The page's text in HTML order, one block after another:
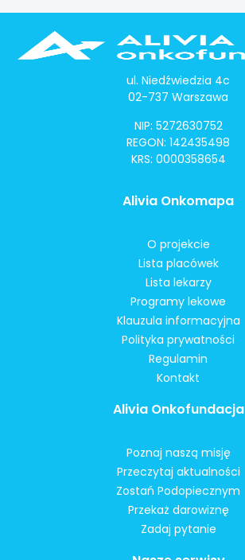
ul. Niedźwiedzia 4c
02-737 Warszawa
NIP: 5272630752
REGON: 142435498
KRS: 0000358654
Alivia Onkomapa
O projekcie
Lista placówek
Lista lekarzy
Programy lekowe
Klauzula informacyjna
Polityka prywatności
Regulamin
Kontakt
Alivia Onkofundacja
Poznaj naszą misję
Przeczytaj aktualności
Zostań Podopiecznym
Przekaż darowiznę
Zadaj pytanie